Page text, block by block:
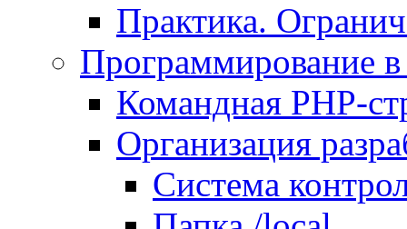
Практика.
Программирование
Командная PHP-
Организация
Система